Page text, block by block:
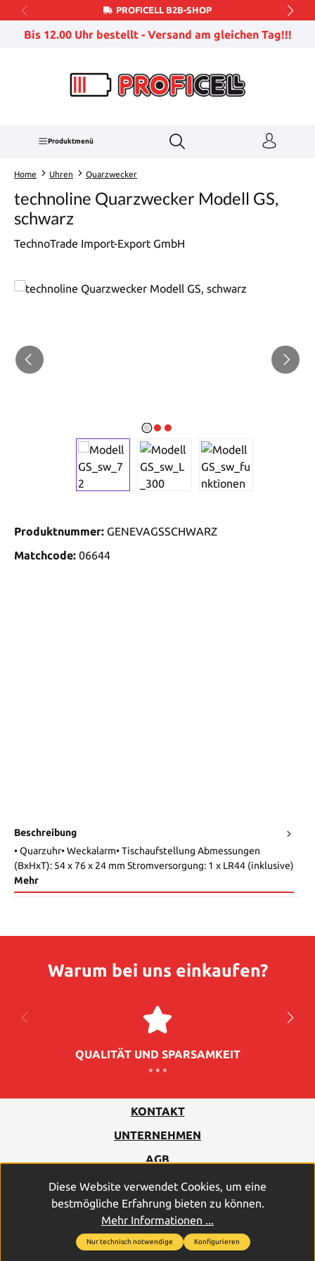
Zum Hauptinhalt springenPROFICELL B2B-SHOP
Bis 12.00 Uhr bestellt - Versand am gleichen Tag!!!
Produktmenü
Home Uhren Quarzwecker
technoline Quarzwecker Modell GS,
schwarz
TechnoTrade Import-Export GmbH
Produktnummer: GENEVAGSSCHWARZ
Matchcode: 06644
Beschreibung
• Quarzuhr• Weckalarm• Tischaufstellung Abmessungen
(BxHxT): 54 x 76 x 24 mm Stromversorgung: 1 x LR44 (inklusive)
Mehr
Warum bei uns einkaufen?
QUALITÄT UND SPARSAMKEIT
* * *
KONTAKT
UNTERNEHMEN
AGB
DATENSCHUTZ
IMPRESSUM
© PROFICELL Batterien GmbH & Co. Vertriebs-KG
Diese Website verwendet Cookies, um eine
bestmögliche Erfahrung bieten zu können.
Mehr Informationen ...
Nur technisch notwendige Konfigurieren